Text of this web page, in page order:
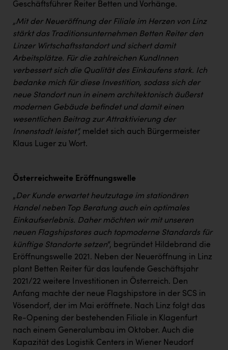
REMAX
RE/MAX Welcome
Resch&Frisch
RUBBLE MASTER
Ruderclub Wels
SCRI - Salzburg Cancer Research Institute
SCHMACHTL GmbH
Seher + Partner
Smurfit Westrock Nettingsdorf
TCL
TGW Logistics
TRAILOMAT & Cycling Austria
VERITAS
Vier Diamanten
Vorlagenportal
Wir besiegen Krebs
Geschäftsführer Reiter Betten und Vorhänge.
„Mit der Neueröffnung der Filiale im Herzen von Linz
stärkt das Traditionsunternehmen Betten Reiter den
Linzer Wirtschaftsstandort und sichert damit
Arbeitsplätze. Für die zahlreichen KundInnen
verbessert sich die Qualität des Einkaufens stark. Ich
bedanke mich für diese Investition, sodass sich der
neue Standort nun in einem architektonisch äußerst
modernen Gebäude befindet und damit einen
wesentlichen Beitrag zur Attraktivierung der
Innenstadt leistet“, meldet sich auch Bürgermeister
Klaus Luger zu Wort.
Österreichweite Eröffnungswelle
„Der Kunde erwartet heutzutage im stationären
Handel neben Top Beratung auch ein optimales
Einkaufserlebnis. Daher möchten wir mit unseren
neuen Flagshipstores auch topmoderne Standards für
künftige Standorte setzen“, begründet Hildebrand die
Eröffnungswelle 2021. Neben der Neueröffnung in Linz
plant Betten Reiter für das laufende Geschäftsjahr
2021/22 weitere Investitionen in Österreich. Den
Anfang machte der neue Flagshipstore in der SCS in
Vösendorf, der im Mai eröffnete. Nach Linz folgt das
Re-Opening der bestehenden Filiale in Klagenfurt
nach einem Generalumbau im Oktober. Auch die
Kapazität des Logistik Centers in Wiener Neudorf